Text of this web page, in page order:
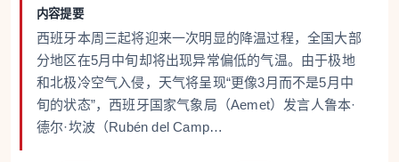
内容提要
西班牙本周三起将迎来一次明显的降温过程，全国大部
分地区在5月中旬却将出现异常偏低的气温。由于极地
和北极冷空气入侵，天气将呈现“更像3月而不是5月中
旬的状态”，西班牙国家气象局（Aemet）发言人鲁本·
德尔·坎波（Rubén del Camp…